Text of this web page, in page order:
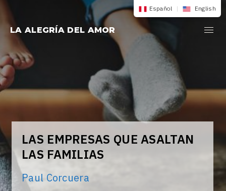
contenido
LA ALEGRÍA DEL AMOR
LAS EMPRESAS QUE ASALTAN
LAS FAMILIAS
Paul Corcuera
Español | English